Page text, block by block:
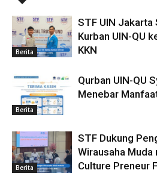
Berita
STF UIN Jakarta
Kurban UIN-QU
KKN
Berita
Qurban UIN-QU
Menebar
Berita
STF Dukung
Wirausaha
Culture Preneur